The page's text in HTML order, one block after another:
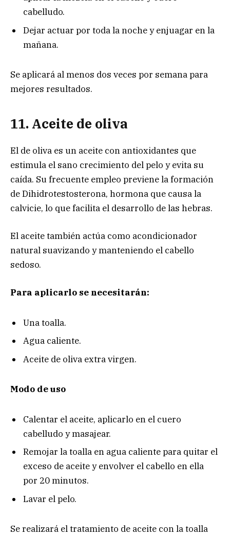
cabelludo.
Dejar actuar por toda la noche y enjuagar en la
mañana.
Se aplicará al menos dos veces por semana para
mejores resultados.
11. Aceite de oliva
El de oliva es un aceite con antioxidantes que
estimula el sano crecimiento del pelo y evita su
caída. Su frecuente empleo previene la formación
de Dihidrotestosterona, hormona que causa la
calvicie, lo que facilita el desarrollo de las hebras.
El aceite también actúa como acondicionador
natural suavizando y manteniendo el cabello
sedoso.
Para aplicarlo se necesitarán:
Una toalla.
Agua caliente.
Aceite de oliva extra virgen.
Modo de uso
Calentar el aceite, aplicarlo en el cuero
cabelludo y masajear.
Remojar la toalla en agua caliente para quitar el
exceso de aceite y envolver el cabello en ella
por 20 minutos.
Lavar el pelo.
Se realizará el tratamiento de aceite con la toalla